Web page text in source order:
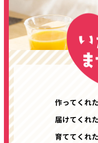
作ってくれ
届けてくれ
育ててくれ